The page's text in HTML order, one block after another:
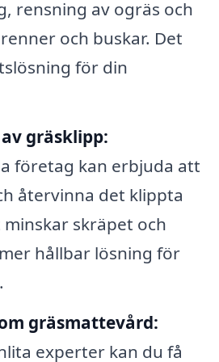
rensning av ogräs och
och buskar. Det
för din
gräsklipp:
företag kan erbjuda att
återvinna det klippta
skräpet och
hållbar lösning för
gräsmattevård:
experter kan du få